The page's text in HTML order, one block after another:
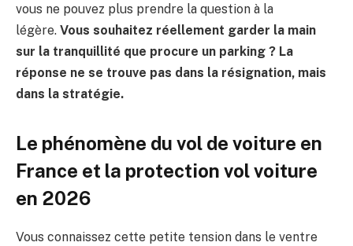
vous ne pouvez plus prendre la question à la
légère. Vous souhaitez réellement garder la main
sur la tranquillité que procure un parking ? La
réponse ne se trouve pas dans la résignation, mais
dans la stratégie.
Le phénomène du vol de voiture en
France et la protection vol voiture
en 2026
Vous connaissez cette petite tension dans le ventre